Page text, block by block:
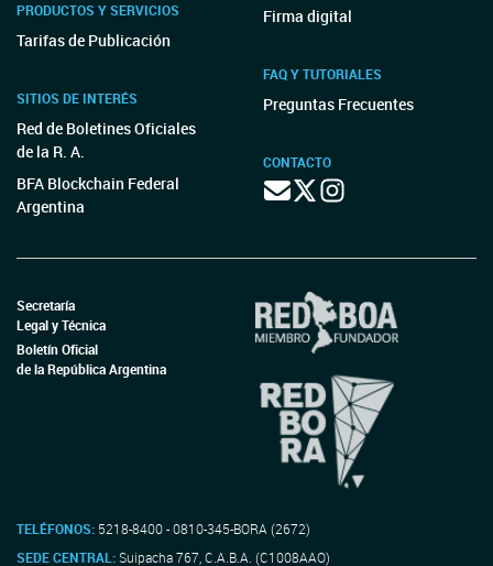
PRODUCTOS Y SERVICIOS
Tarifas de Publicación
SITIOS DE INTERÉS
Red de Boletines Oficiales
de la R. A.
BFA Blockchain Federal
Argentina
Firma digital
FAQ Y TUTORIALES
Preguntas Frecuentes
CONTACTO
Secretaría
Legal y Técnica
Boletín Oficial
de la República Argentina
TELÉFONOS: 5218-8400 - 0810-345-BORA (2672)
SEDE CENTRAL:Suipacha 767, C.A.B.A. (C1008AAO)